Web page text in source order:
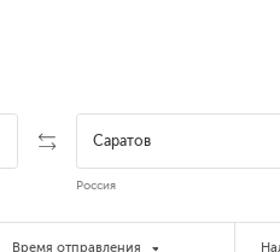
Россия
Время отправления